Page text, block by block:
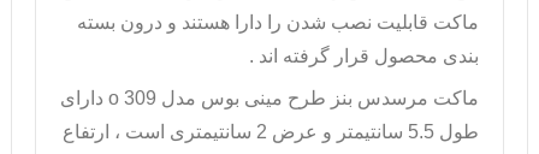
ماکت قابلیت نصب شدن را دارا هستند و درون بسته
بندی محصول قرار گرفته اند .
ماکت مرسدس بنز طرح مینی بوس مدل o 309 دارای
طول 5.5 سانتیمتر و عرض 2 سانتیمتری است ، ارتفاع